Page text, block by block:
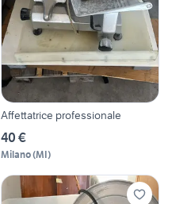
Affettatrice professionale
40 €
Milano(MI)